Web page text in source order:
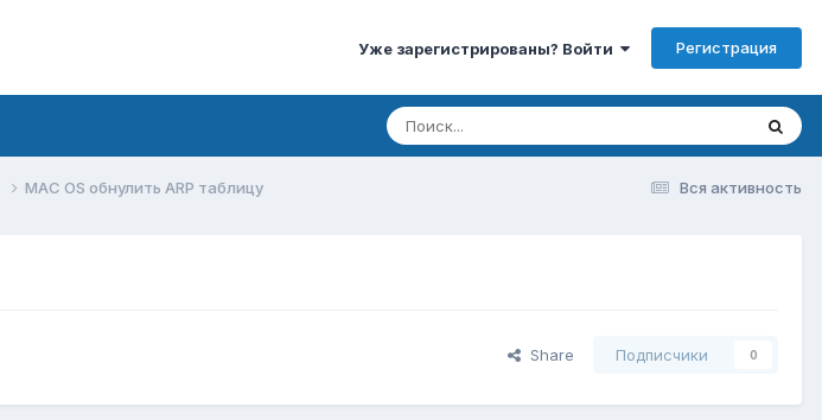
Уже зарегистрированы? Войти Регистрация
Вся активность
MAC OS обнулить ARP таблицу
Share Подписчики 0